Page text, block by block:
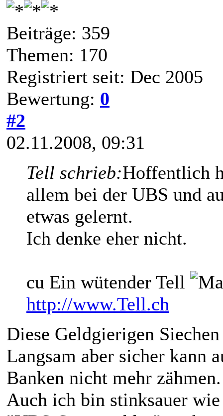
Beiträge: 359
Themen: 170
Registriert seit: Dec 2005
Bewertung: 0
#2
02.11.2008, 09:31
Tell schrieb:Hoffentlich
allem bei der UBS und
etwas gelernt.
Ich denke eher nicht.
cu Ein wütender Tell
http://www.Tell.ch
Diese Geldgierigen
Langsam aber sicher kann
Banken nicht mehr zähmen.
Auch ich bin stinksauer